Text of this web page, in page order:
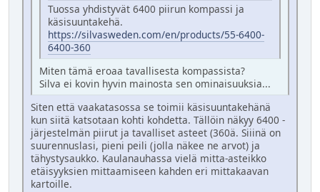
Tuossa yhdistyvät 6400 piirun kompassi ja
käsisuuntakehä.
https://silvasweden.com/en/products/55-6400-
6400-360
Miten tämä eroaa tavallisesta kompassista?
Silva ei kovin hyvin mainosta sen ominaisuuksia...
Siten että vaakatasossa se toimii käsisuuntakehänä
kun siitä katsotaan kohti kohdetta. Tällöin näkyy 6400 -
järjestelmän piirut ja tavalliset asteet (360ä. Siiinä on
suurennuslasi, pieni peili (jolla näkee ne arvot) ja
tähystysaukko. Kaulanauhassa vielä mitta-asteikko
etäisyyksien mittaamiseen kahden eri mittakaavan
kartoille.